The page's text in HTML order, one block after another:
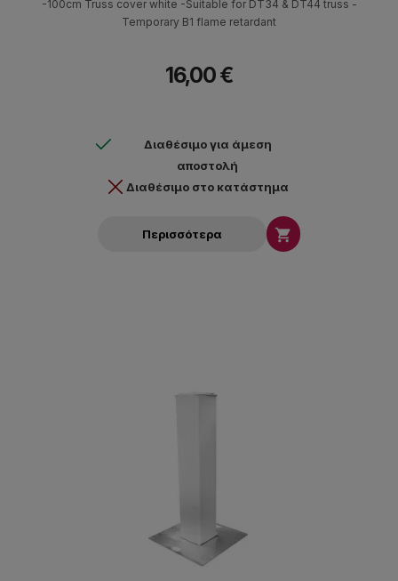
-100cm Truss cover white -Suitable for DT34 & DT44 truss -
Temporary B1 flame retardant
16,00 €
Διαθέσιμο για άμεση
αποστολή
Διαθέσιμο στο κατάστημα
Περισσότερα 